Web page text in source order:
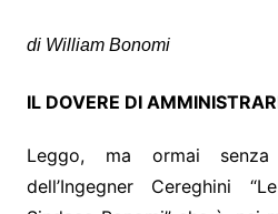
di William Bonomi
IL DOVERE DI
Leggo, ma ormai
dell’Ingegner Cereghini